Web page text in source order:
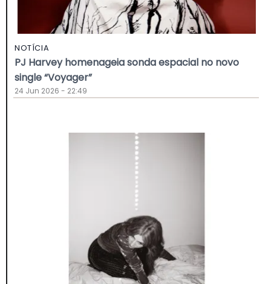
NOTÍCIA
PJ Harvey homenageia sonda espacial no novo
single “Voyager”
24 Jun 2026 - 22:49